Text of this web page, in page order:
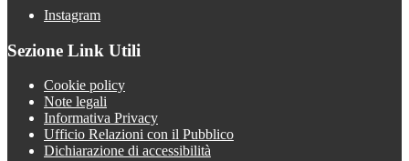
Instagram
Sezione Link Utili
Cookie policy
Note legali
Informativa Privacy
Ufficio Relazioni con il Pubblico
Dichiarazione di accessibilità